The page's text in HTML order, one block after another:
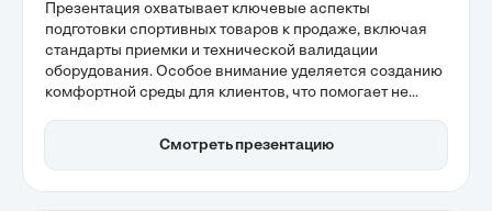
Презентация охватывает ключевые аспекты
подготовки спортивных товаров к продаже, включая
стандарты приемки и технической валидации
оборудования. Особое внимание уделяется созданию
комфортной среды для клиентов, что помогает не
увеличить конверсию. Эффективная организация
мерчандайзинга и интерактивное взаимодействие с
Смотреть презентацию